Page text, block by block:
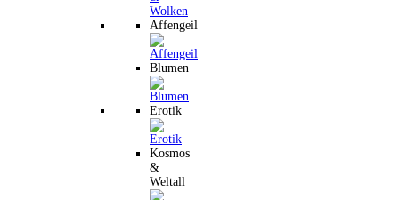
Affengeil
Blumen
Erotik
Kosmos
&
Weltall